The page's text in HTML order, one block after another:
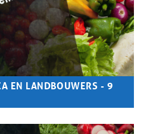
EN LANDBOUWERS - 9
gaan over eventuele